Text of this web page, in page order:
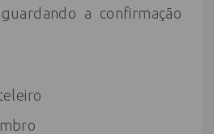
a confirmação